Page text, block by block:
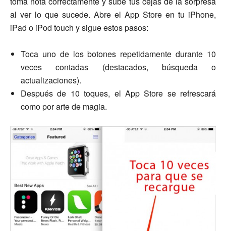
al ver lo que sucede. Abre el App Store en tu iPhone,
iPad o iPod touch y sigue estos pasos:
Toca uno de los botones repetidamente durante 10
veces contadas (destacados, búsqueda o
actualizaciones).
Después de 10 toques, el App Store se refrescará
como por arte de magia.